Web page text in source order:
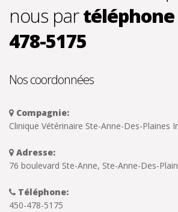
nous partéléphone
478-5175
Nos coordonnées
Compagnie:
Clinique Vétérinaire Ste-Anne-Des-Plaines
Adresse:
76 boulevard Ste-Anne, Ste-Anne-Des-
Téléphone:
450-478-5175